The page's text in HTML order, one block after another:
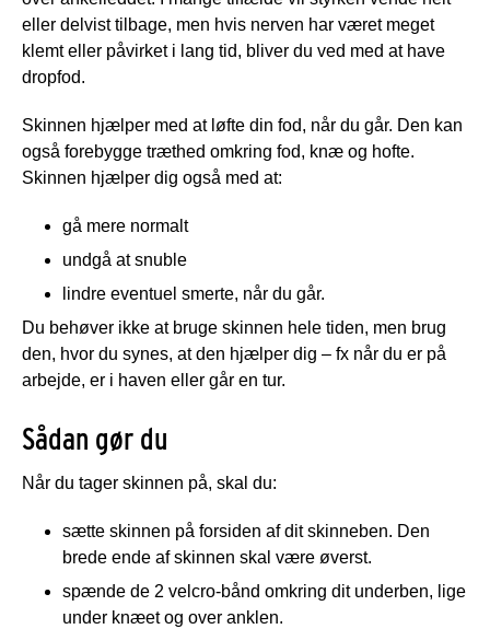
eller delvist tilbage, men hvis nerven har været meget
klemt eller påvirket i lang tid, bliver du ved med at have
dropfod.
Skinnen hjælper med at løfte din fod, når du går. Den kan
også forebygge træthed omkring fod, knæ og hofte.
Skinnen hjælper dig også med at:
gå mere normalt
undgå at snuble
lindre eventuel smerte, når du går.
Du behøver ikke at bruge skinnen hele tiden, men brug
den, hvor du synes, at den hjælper dig – fx når du er på
arbejde, er i haven eller går en tur.
Sådan gør du
Når du tager skinnen på, skal du:
sætte skinnen på forsiden af dit skinneben. Den
brede ende af skinnen skal være øverst.
spænde de 2 velcro-bånd omkring dit underben, lige
under knæet og over anklen.